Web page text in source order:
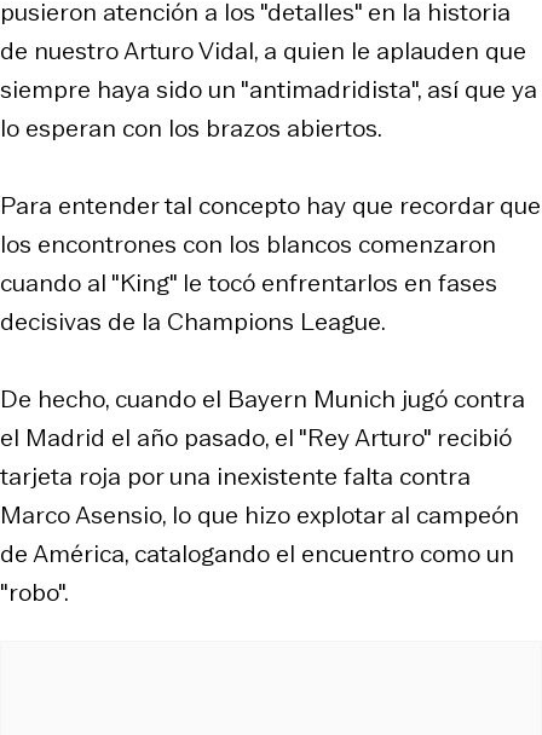
pusieron atención a los "detalles" en la historia
de nuestro Arturo Vidal, a quien le aplauden que
siempre haya sido un "antimadridista", así que ya
lo esperan con los brazos abiertos.
Para entender tal concepto hay que recordar que
los encontrones con los blancos comenzaron
cuando al "King" le tocó enfrentarlos en fases
decisivas de la Champions League.
De hecho, cuando el Bayern Munich jugó contra
el Madrid el año pasado, el "Rey Arturo" recibió
tarjeta roja por una inexistente falta contra
Marco Asensio, lo que hizo explotar al campeón
de América, catalogando el encuentro como un
"robo".